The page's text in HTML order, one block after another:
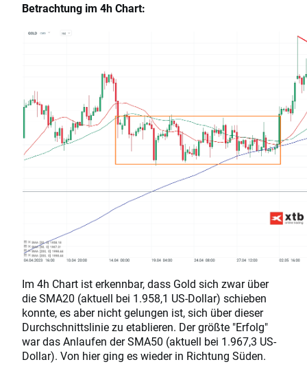
Betrachtung im 4h Chart:
Im 4h Chart ist erkennbar, dass Gold sich zwar über
die SMA20 (aktuell bei 1.958,1 US-Dollar) schieben
konnte, es aber nicht gelungen ist, sich über dieser
Durchschnittslinie zu etablieren. Der größte "Erfolg"
war das Anlaufen der SMA50 (aktuell bei 1.967,3 US-
Dollar). Von hier ging es wieder in Richtung Süden.